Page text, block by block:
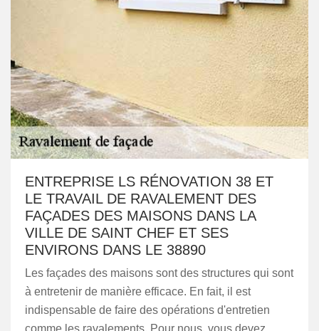
ENTREPRISE LS RÉNOVATION 38 ET
LE TRAVAIL DE RAVALEMENT DES
FAÇADES DES MAISONS DANS LA
VILLE DE SAINT CHEF ET SES
ENVIRONS DANS LE 38890
Les façades des maisons sont des structures qui sont
à entretenir de manière efficace. En fait, il est
indispensable de faire des opérations d'entretien
comme les ravalements. Pour nous, vous devez